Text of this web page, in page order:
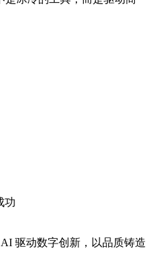
功
AI 驱动数字创新，以品质铸造